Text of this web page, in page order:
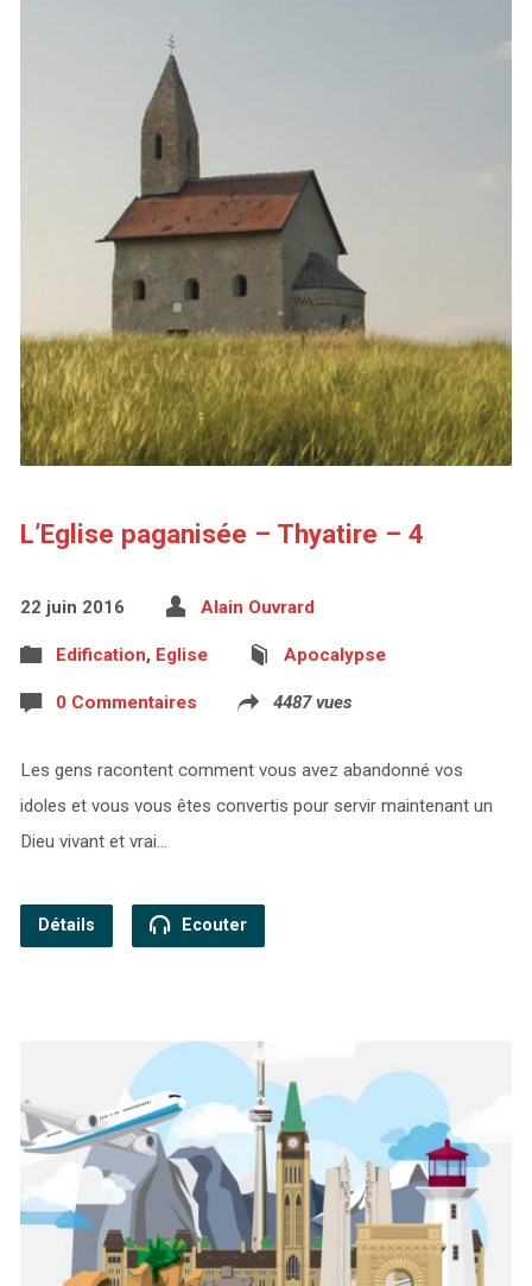
L’Eglise paganisée – Thyatire – 4
22 juin 2016 Alain Ouvrard
Edification, Eglise Apocalypse
0 Commentaires 4487 vues
Les gens racontent comment vous avez abandonné vos
idoles et vous vous êtes convertis pour servir maintenant un
Dieu vivant et vrai…
Détails Ecouter